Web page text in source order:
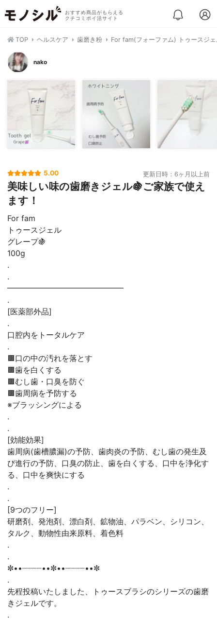
おすすめ商品がもらえる
クチコミポイ活サイト
TOP ヘルスケア 歯磨き粉 For fam(フォーファム) トゥースジ
nako
5.00 更新日時：6ヶ月以上前
美味しい味の歯磨きジェル🍇ご家族で使え
ます！
For fam
トゥースジェル
グレープ🍇
100g
.
.
━━━━━━━━━━━━━━━
.
[医薬部外品]
.
口腔内をトータルケア
.
🟫口の中の汚れを落とす
🟫歯を白くする
🟫むし歯・口臭を防ぐ
🟫歯周病を予防する
※ブラッシングによる
.
.
[効能効果]
歯周病(歯槽膿漏)の予防、歯肉炎の予防、むし歯の発生及
び進行の予防、口臭の防止、歯を白くする、口中を浄化す
る、口中を爽快にする
.
.
[9つのフリー]
研磨剤、発泡剤、漂白剤、鉱物油、パラベン、シリコン、
タルク、動物性由来原料、着色料
.
.
✼••┈┈┈┈••✼••┈┈┈┈••✼
.
先程投稿いたしました、トゥースブラシのシリーズの歯磨
きジェルです。
.